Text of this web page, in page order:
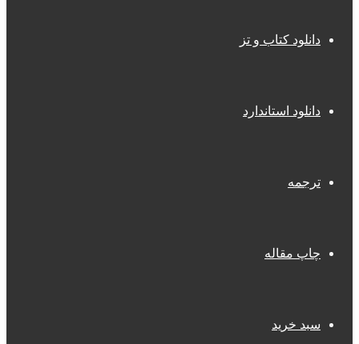
دانلود کتاب و تز
دانلود استاندارد
ترجمه
چاپ مقاله
سبد خرید